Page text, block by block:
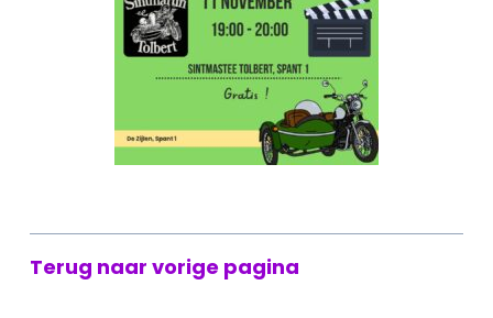
Terug naar vorige pagina